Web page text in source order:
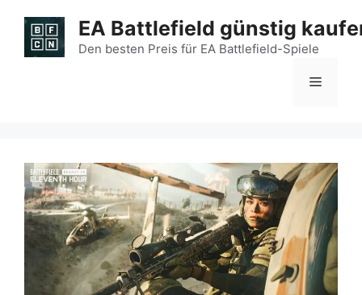
Inhalt
springen
EA Battlefield günstig
Den besten Preis für EA Battlefield-Spiele
Menü